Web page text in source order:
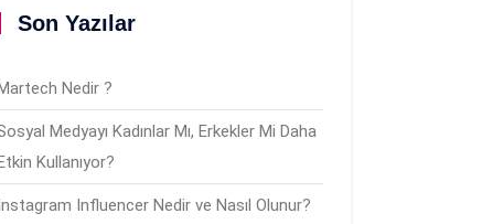
Son Yazılar
Nedir ?
Medyayı Kadınlar Mı, Erkekler Mi Daha
Kullanıyor?
Influencer Nedir ve Nasıl Olunur?